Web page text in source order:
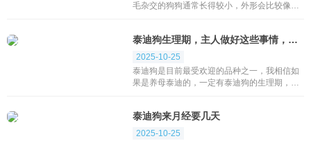
毛杂交的狗狗通常长得较小，外形会比较像泰
大一点。金毛被...
泰迪狗生理期，主人做好这些事情，它的身体会更健康
2025-10-25
泰迪狗是目前最受欢迎的品种之一，我相信如
果是养母泰迪的，一定有泰迪狗的生理期，那
健康！泰迪迪狗...
泰迪狗来月经要几天
2025-10-25